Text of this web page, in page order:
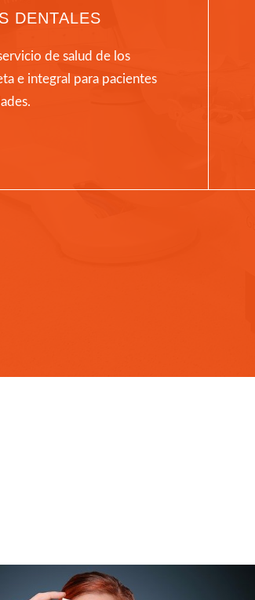
DENTALES
de salud de los
e integral para pacientes